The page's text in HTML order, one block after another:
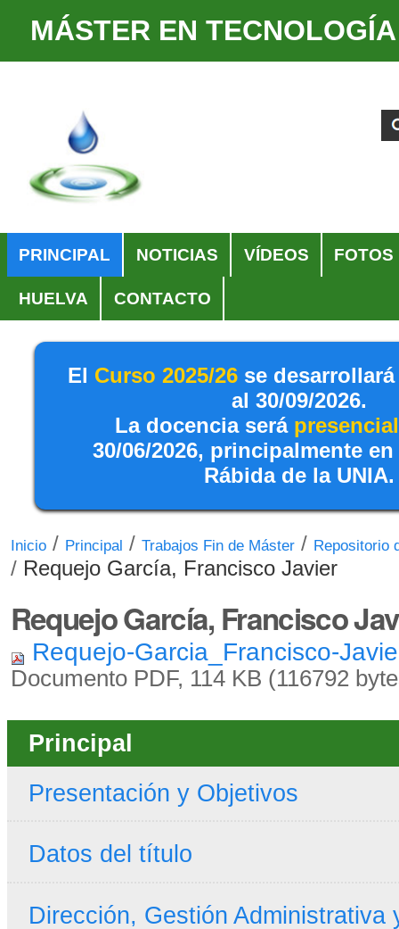
MÁSTER EN
contenido.
Saltar
Búsqueda
Avanzada…
PRINCIPAL NOTICIAS VÍDEOS FOTOS
HUELVA CONTACTO
El Curso 2025/26 se desarrollará
al 30/09/2026.
La docencia será presencial
30/06/2026, principalmente
Rábida de la UNIA.
Inicio / Principal / Trabajos Fin de Máster / Repositorio
/ Requejo García, Francisco Javier
Requejo García, Francisco
Requejo-Garcia_Francisco-
Documento PDF, 114 KB (116792
Principal
Presentación y Objetivos
Datos del título
Dirección, Gestión Administrativa